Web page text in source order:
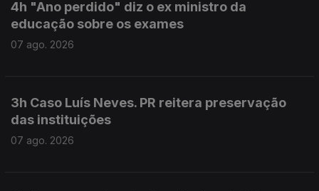
4h "Ano perdido" diz o ex ministro da
educação sobre os exames
07 ago. 2026
3h Caso Luís Neves. PR reitera preservação
das instituições
07 ago. 2026